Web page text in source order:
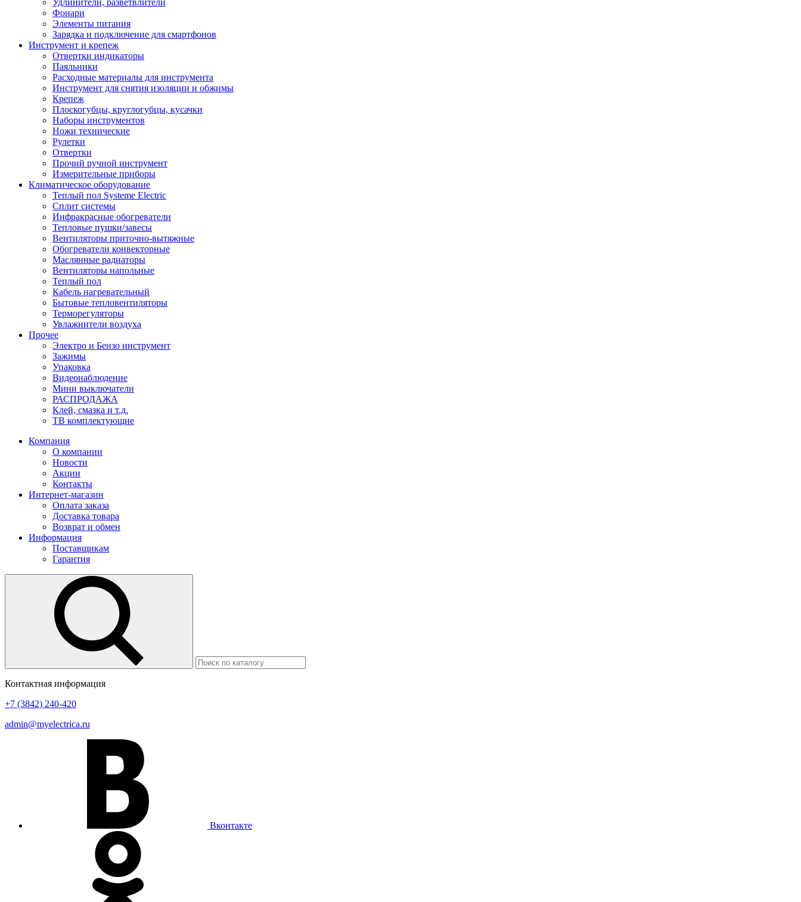
Удлинители, разветвлители
Фонари
Элементы питания
Зарядка и подключение для смартфонов
Инструмент и крепеж
Отвертки индикаторы
Паяльники
Расходные материалы для инструмента
Инструмент для снятия изоляции и обжимы
Крепеж
Плоскогубцы, круглогубцы, кусачки
Наборы инструментов
Ножи технические
Рулетки
Отвертки
Прочий ручной инструмент
Измерительные приборы
Климатическое оборудование
Теплый пол Systeme Electric
Сплит системы
Инфракрасные обогреватели
Тепловые пушки/завесы
Вентиляторы приточно-вытяжные
Обогреватели конвекторные
Маслянные радиаторы
Вентиляторы напольные
Теплый пол
Кабель нагревательный
Бытовые тепловентиляторы
Терморегуляторы
Увлажнители воздуха
Прочее
Электро и Бензо инструмент
Зажимы
Упаковка
Видеонаблюдение
Мини выключатели
РАСПРОДАЖА
Клей, смазка и т.д.
ТВ комплектующие
Компания
О компании
Новости
Акции
Контакты
Интернет-магазин
Оплата заказа
Доставка товара
Возврат и обмен
Информация
Поставщикам
Гарантия
Контактная информация
+7 (3842) 240-420
admin@myelectrica.ru
Вконтакте